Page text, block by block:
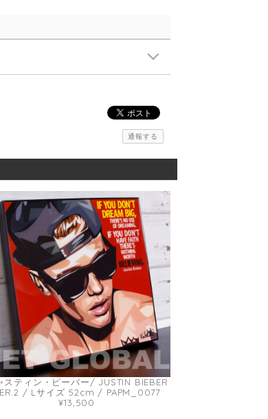
通報する
スティン・ビーバー/ JUSTIN BIEBER
/ Lサイズ 52cm / PAPM_0077
¥13,500